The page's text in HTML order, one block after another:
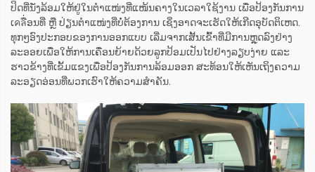
ປິດທີ່ນັ່ງລ້ອມໃຫ້ຢູ່ໃນຕຳແໜ່ງທີ່ແໜ້ນຄາງໃນເວລາໃຊ້ງານ ເພື່ອປ້ອງກັນການ
ເคลື່ອນທີ່ ຫຼື ປ່ຽນຕຳແໜ່ງທີ່ບໍ່ຕ້ອງການ ເຊິ່ງອາດຈະເຮັດໃຫ້ເກີດອຸບັດຕິເຫດ.
ທຸກໆອົງປະກອບຂອງການອອກແບບ ເລີ່ມຈາກເສັ້ນເຂົ້າທີ່ມີການຫຼຸດລົງຢ່າງ
ລະອອຍເພື່ອໃຫ້ການເຄື່ອນຍ້າຍດ້ວຍລູກປ້ອມເປັນໄປຢ່າງລຽບງ່າຍ ແລະ
ຮາວຂ້າງທີ່ເຂັ້ມແຂງເພື່ອປ້ອງກັນການລ້ອມອອກ ສະທ້ອນໃຫ້ເຫັນເຖິງຄວາມ
ລະອຽດອ່ອນທີ່ພວກເຮົາໃຫ້ຄວາມສຳຄັນ.